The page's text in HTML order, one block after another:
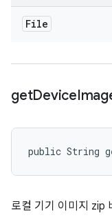
File
getDevice
public String
로컬 기기 이미지 zip